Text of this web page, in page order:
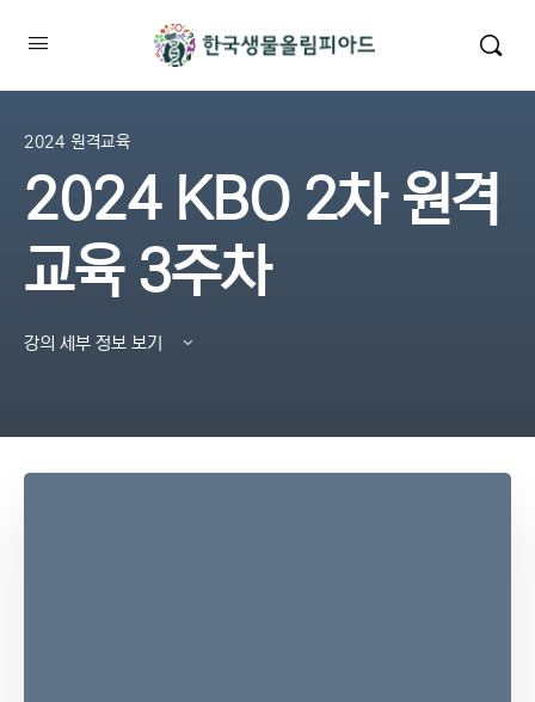
2024 원격교육
2024 KBO 2차 원격
교육 3주차
강의 세부 정보 보기